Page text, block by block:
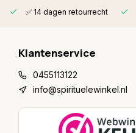
✅ 14 dagen retourrecht
Klantenservice
0455113122
info@spirituelewinkel.nl